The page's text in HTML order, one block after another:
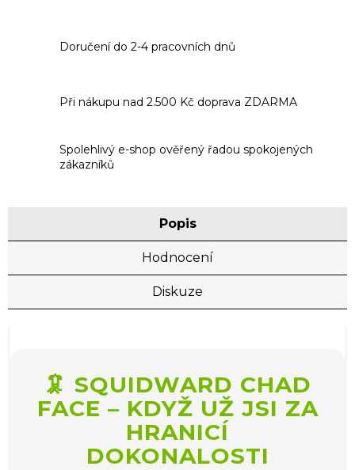
Doručení do 2-4 pracovních dnů
Při nákupu nad 2.500 Kč doprava ZDARMA
Spolehlivý e-shop ověřený řadou spokojených
zákazníků
Popis
Hodnocení
Diskuze
🦑 SQUIDWARD CHAD
FACE – KDYŽ UŽ JSI ZA
HRANICÍ
DOKONALOSTI